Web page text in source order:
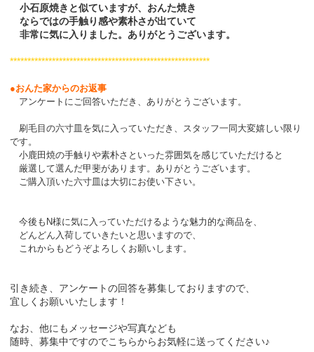
小石原焼きと似ていますが、おんた焼き
ならではの手触り感や素朴さが出ていて
非常に気に入りました。ありがとうございます。
*********************************************************
●おんた家からのお返事
アンケートにご回答いただき、ありがとうございます。
刷毛目の六寸皿を気に入っていただき、スタッフ一同大変嬉しい限り
です 。
小鹿田焼の手触りや素朴さといった雰囲気を感じていただけると
厳選して選んだ甲斐があります。ありがとうございます。
ご購入頂いた六寸皿は大切にお使い下さい。
今後もN様に気に入っていただけるような魅力的な商品を、
どんどん入荷していきたいと思いますので、
これからもどうぞよろしくお願いします。
引き続き、アンケートの回答を募集しておりますので、
宜しくお願いいたします！
なお、他にもメッセージや写真なども
随時、募集中ですのでこちらからお気軽に送ってください♪